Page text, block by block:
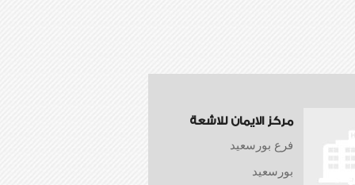
مركز الايمان للاشعة
فرع بورسعيد
بورسعيد